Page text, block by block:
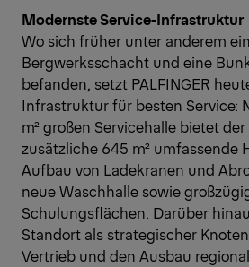
Modernste Service-Infrastruktur
Wo sich früher unter anderem ein
Bergwerksschacht und eine
befanden, setzt PALFINGER
Infrastruktur für besten Service:
m² großen Servicehalle bietet
zusätzliche 645 m² umfassende
Aufbau von Ladekranen und
neue Waschhalle sowie
Schulungsflächen. Darüber
Standort als strategischer
Vertrieb und den Ausbau